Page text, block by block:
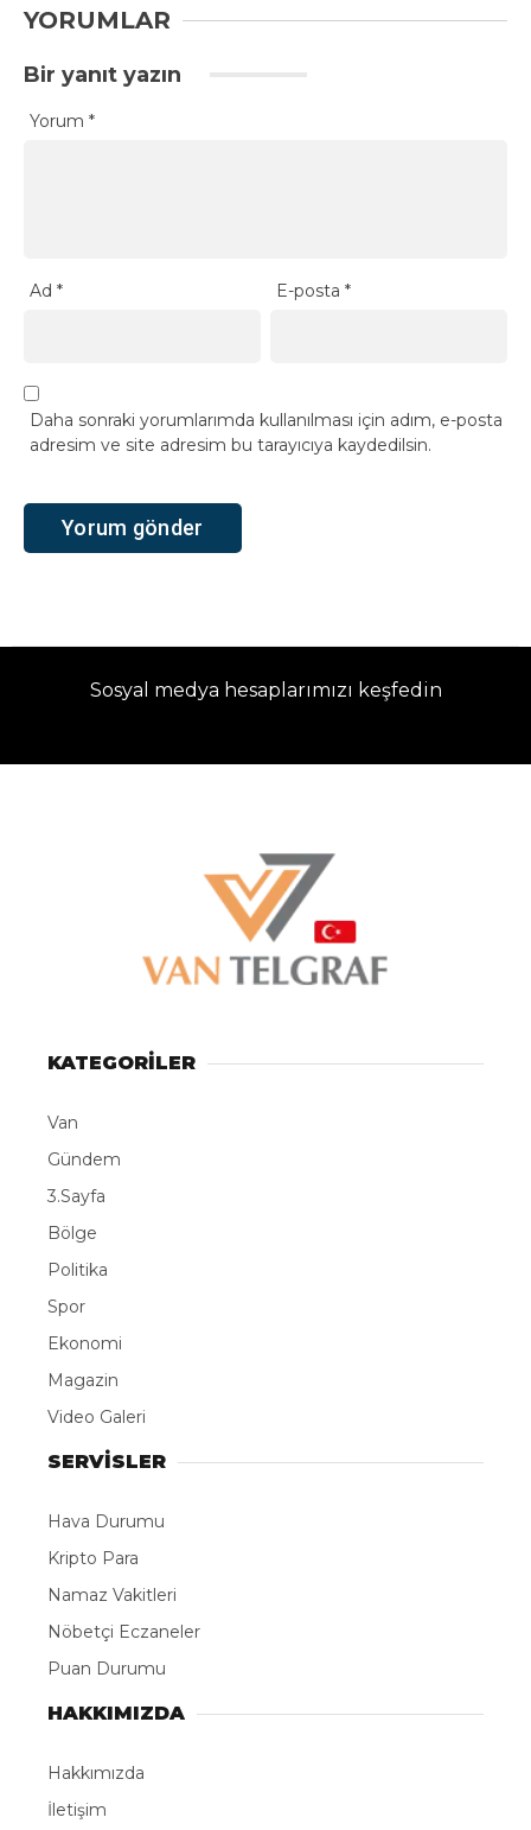
YORUMLAR
Bir yanıt yazın
Yorum *
Ad * E-posta*
Daha sonraki yorumlarımda kullanılması için adım, e-posta
adresim ve site adresim bu tarayıcıya kaydedilsin.
Sosyal medya hesaplarımızı keşfedin
KATEGORİLER
Van
Gündem
3.Sayfa
Bölge
Politika
Spor
Ekonomi
Magazin
Video Galeri
SERVİSLER
Hava Durumu
Kripto Para
Namaz Vakitleri
Nöbetçi Eczaneler
Puan Durumu
HAKKIMIZDA
Hakkımızda
İletişim